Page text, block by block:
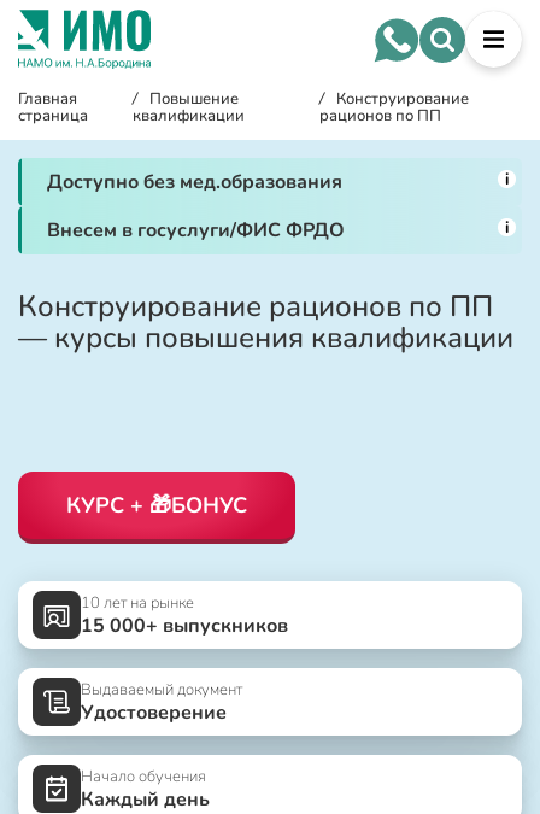
Главная
страница
/ Повышение
квалификации
/ Конструирование
рационов по ПП
Доступно без мед.образования i
Внесем в госуслуги/ФИС ФРДО i
Конструирование рационов по ПП
— курсы повышения квалификации
КУРС + 🎁БОНУС
10 лет на рынке
15 000+ выпускников
Выдаваемый документ
Удостоверение
Начало обучения
Каждый день